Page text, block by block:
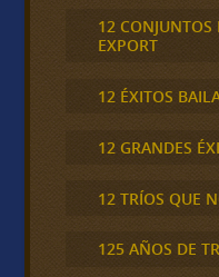
12 CONJUNTOS
EXPORT
12 ÉXITOS
12 GRANDES
12 TRÍOS QUE
125 AÑOS DE